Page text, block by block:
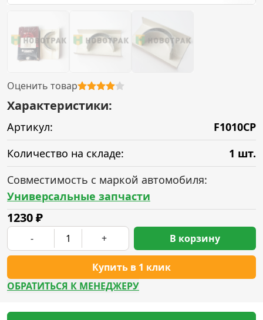
Оценить товар
Характеристики:
Артикул:
F1010CP
Количество на складе:
1 шт.
Совместимость с маркой автомобиля:
Универсальные запчасти
1230₽
- +
Купить в 1 клик
В корзину
ОБРАТИТЬСЯ К МЕНЕДЖЕРУ